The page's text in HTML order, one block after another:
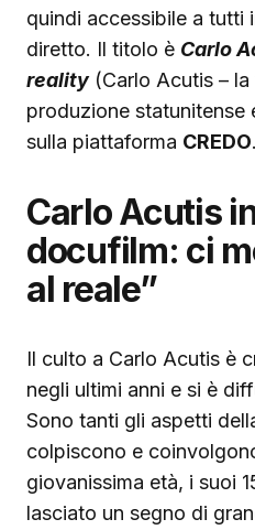
quindi accessibile a tutti
diretto. Il titolo è Carlo
reality(Carlo Acutis – la
produzione statunitense
sulla piattaforma CREDO.
Carlo Acutis
docufilm: ci
al reale”
Il culto a Carlo Acutis è
negli ultimi anni e si è
Sono tanti gli aspetti
colpiscono e
giovanissima età, i suoi
lasciato un segno di